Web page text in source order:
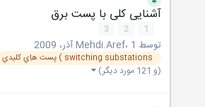
آشنایی کلی با پست برق
1
2
3
توسط Mehdi.Aref، 1 آذر، 2009
switching substations ) پست هاِي کليدي
(و 121 مورد دیگر)